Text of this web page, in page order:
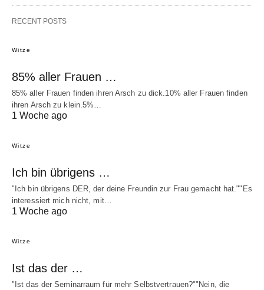
RECENT POSTS
Witze
85% aller Frauen …
85% aller Frauen finden ihren Arsch zu dick.10% aller Frauen finden
ihren Arsch zu klein.5%…
1 Woche ago
Witze
Ich bin übrigens …
"Ich bin übrigens DER, der deine Freundin zur Frau gemacht hat.""Es
interessiert mich nicht, mit…
1 Woche ago
Witze
Ist das der …
"Ist das der Seminarraum für mehr Selbstvertrauen?""Nein, die